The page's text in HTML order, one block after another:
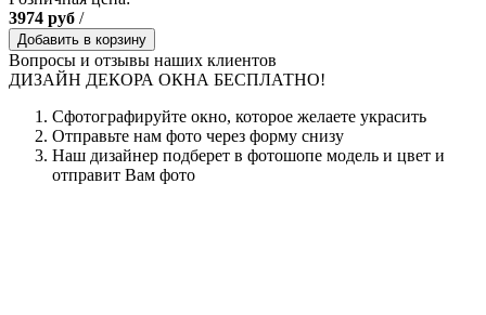
3974 руб /
Добавить в корзину
Вопросы и отзывы наших клиентов
ДИЗАЙН ДЕКОРА ОКНА БЕСПЛАТНО!
Сфотографируйте окно, которое желаете украсить
Отправьте нам фото через форму снизу
Наш дизайнер подберет в фотошопе модель и цвет и
отправит Вам фото